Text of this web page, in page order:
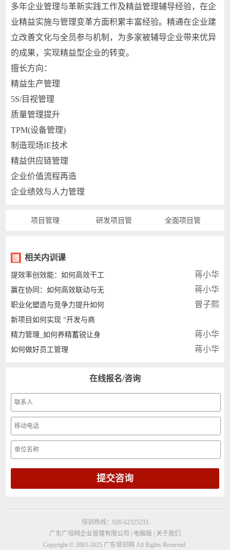
多年企业管理与革新实践工作及精益管理辅导经验，在企
业精益实施与管理变革方面积累丰富经验。精通在企业建
立改善文化与全员参与机制，为多家被辅导企业带来优异
的成果，实现精益型企业的转变。
擅长方向：
精益生产管理
5S/目视管理
质量管理提升
TPM(设备管理)
制造现场IE技术
精益供应链管理
企业价值流程再造
企业绩效与人力管理
项目管理 研发项目管 全面项目管
相关内训课
提效率创效能：如何高效干工 蒋小华
赢在协同：如何高效联动与无 蒋小华
职业化塑造与竞争力提升如何 曾子熙
新项目如何实现 “开发与商
精力管理_如何养精蓄锐让身
蒋小华
如何做好员工管理 蒋小华
在线报名/咨询
培训热线：020-62325233
广东广培网企业管理有限公司 | 电脑版
关于我们
Copyright © 2003-2025 广东培训网 All Rights Reserved.